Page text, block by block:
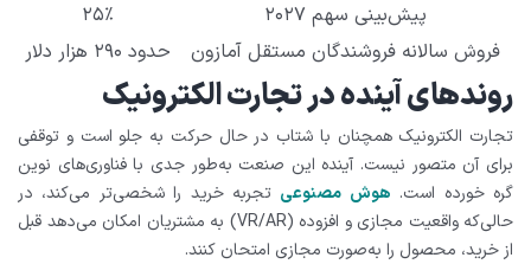
پیش‌بینی سهم ۲۰۲۷
۲۵٪
فروش سالانه فروشندگان مستقل آمازون
حدود ۲۹۰ هزار دلار
روندهای آینده در تجارت الکترونیک
تجارت الکترونیک همچنان با شتاب در حال حرکت به جلو است و توقفی
برای آن متصور نیست. آینده این صنعت به‌طور جدی با فناوری‌های نوین
گره خورده است. هوش مصنوعی تجربه خرید را شخصی‌تر می‌کند، در
حالی‌که واقعیت مجازی و افزوده (VR/AR) به مشتریان امکان می‌دهد قبل
از خرید، محصول را به‌صورت مجازی امتحان کنند.